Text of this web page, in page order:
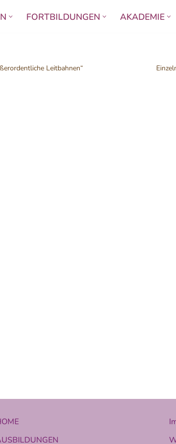
FORTBILDUNGEN AKADEMIE
Leitbahnen“